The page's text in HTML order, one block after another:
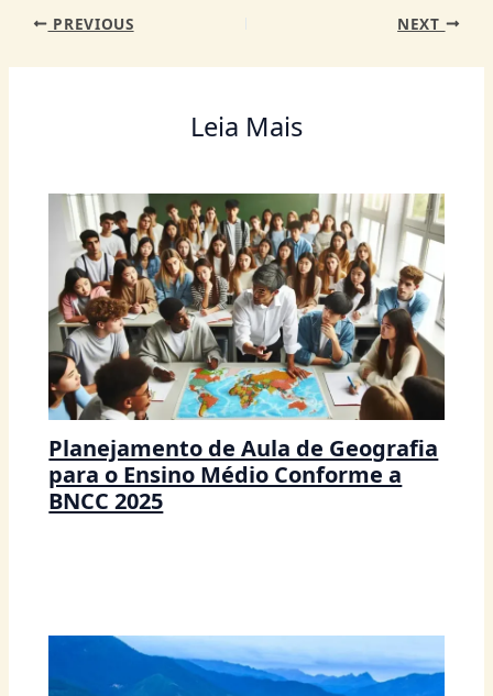
p o
k
er
PREVIOUS NEXT
Leia Mais
Planejamento de Aula de Geografia
para o Ensino Médio Conforme a
BNCC 2025